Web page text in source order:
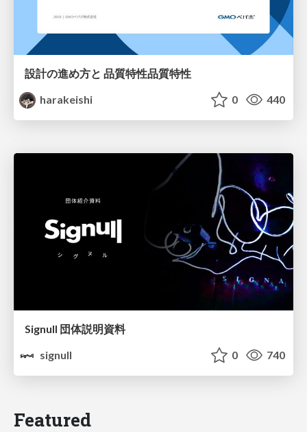
設計の進め方と 品質特性品質特性
harakeishi
0 440
Signull 団体説明資料
signull
0 740
Featured